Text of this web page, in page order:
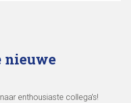
nieuwe
enthousiaste collega’s!